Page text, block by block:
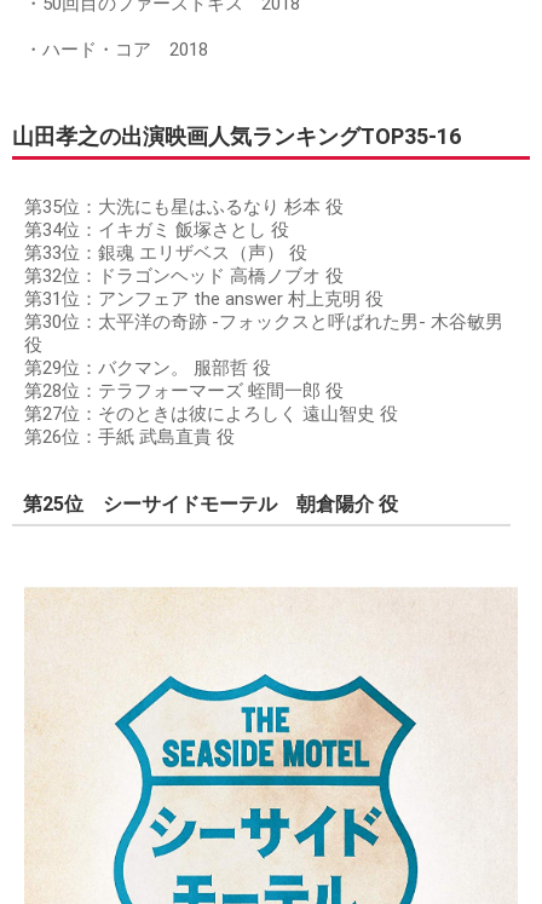
・ハード・コア 2018
山田孝之の出演映画人気ランキングTOP35-16
第35位：大洗にも星はふるなり 杉本 役
第34位：イキガミ 飯塚さとし 役
第33位：銀魂 エリザベス（声） 役
第32位：ドラゴンヘッド 高橋ノブオ 役
第31位：アンフェア the answer 村上克明 役
第30位：太平洋の奇跡 -フォックスと呼ばれた男- 木谷敏男
役
第29位：バクマン。 服部哲 役
第28位：テラフォーマーズ 蛭間一郎 役
第27位：そのときは彼によろしく 遠山智史 役
第26位：手紙 武島直貴 役
第25位 シーサイドモーテル 朝倉陽介 役